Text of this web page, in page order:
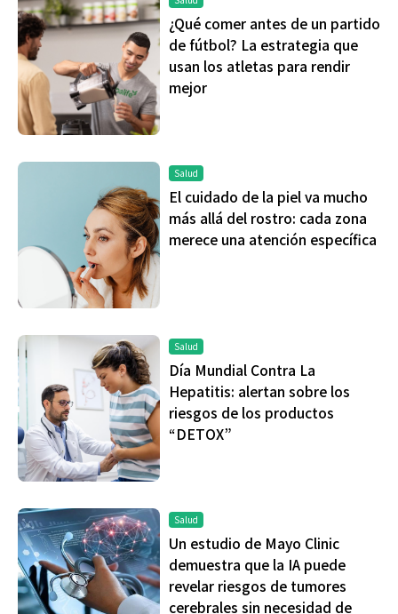
¿Qué comer antes de un partido
de fútbol? La estrategia que
usan los atletas para rendir
mejor
Salud
El cuidado de la piel va mucho
más allá del rostro: cada zona
merece una atención específica
Salud
Día Mundial Contra La
Hepatitis: alertan sobre los
riesgos de los productos
“DETOX”
Salud
Un estudio de Mayo Clinic
demuestra que la IA puede
revelar riesgos de tumores
cerebrales sin necesidad de